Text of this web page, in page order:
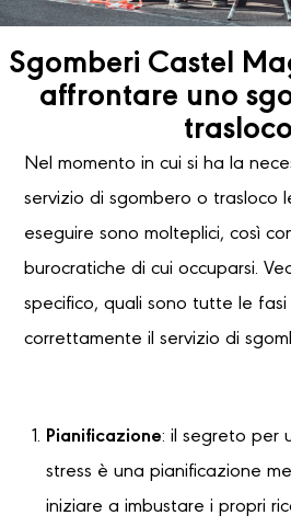
Sgomberi Castel
affrontare uno
Nel momento in cui si ha la
servizio di sgombero o trasloco
eseguire sono molteplici, così
burocratiche di cui occuparsi.
specifico, quali sono tutte le
correttamente il servizio di
Pianificazione: il segreto per
stress è una pianificazione
iniziare a imbustare i propri